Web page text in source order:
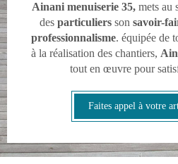
Ainani menuiserie 35,mets au
des particuliers son savoir-
professionnalisme. équipée de
à la réalisation des chantiers,
tout en œuvre pour
Faites appel à votre